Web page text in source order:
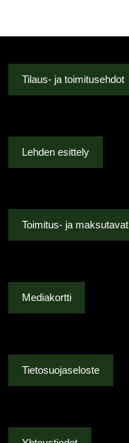
Tilaus- ja toimitusehdot
Lehden esittely
Toimitus- ja maksutavat
Mediakortti
Tietosuojaseloste